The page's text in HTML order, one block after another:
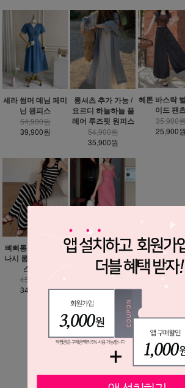
세라 썸머 데님 페미
닌 원피스
54,900원
39,900원
롱셔츠 추가 가능 /
요르디 하늘하늘 플
레어 루즈핏 원피스
54,900원
35,900원
헤론 바스락
이드 팬
35,900
25,900원
삐삐롱 스트라이프
나시 롱스커트 투피
스 셋업
45,900원
34,900원
소피아 백리스 로맨
틱 롱 원피스 / 휴가
룩 추천
36,900원
MORE ▼
베스트 상품